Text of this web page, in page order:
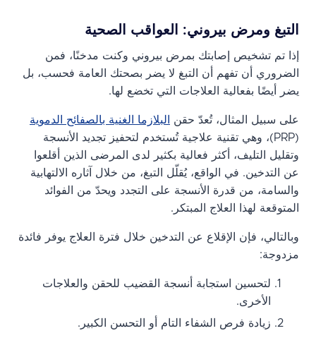
التبغ ومرض بيروني: العواقب الصحية
إذا تم تشخيص إصابتك بمرض بيروني وكنت مدخنًا، فمن
الضروري أن تفهم أن التبغ لا يضر بصحتك العامة فحسب، بل
يضر أيضًا بفعالية العلاجات التي تخضع لها.
على سبيل المثال، تُعدّ حقن
البلازما الغنية بالصفائح الدموية
(PRP)، وهي تقنية علاجية تُستخدم لتحفيز تجديد الأنسجة
وتقليل التليف، أكثر فعالية بكثير لدى المرضى الذين أقلعوا
عن التدخين. في الواقع، يُقلّل التبغ، من خلال آثاره الالتهابية
والسامة، من قدرة الأنسجة على التجدد ويحدّ من الفوائد
المتوقعة لهذا العلاج المبتكر.
وبالتالي، فإن الإقلاع عن التدخين خلال فترة العلاج يوفر فائدة
مزدوجة:
لتحسين استجابة أنسجة القضيب للحقن والعلاجات
الأخرى.
زيادة فرص الشفاء التام أو التحسن الكبير.